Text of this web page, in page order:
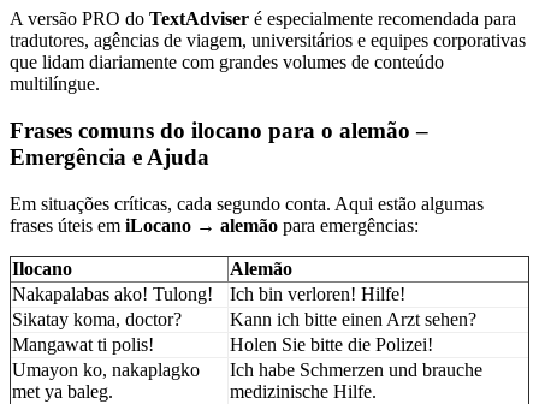
A versão PRO do TextAdviser é especialmente recomendada para
tradutores, agências de viagem, universitários e equipes corporativas
que lidam diariamente com grandes volumes de conteúdo
multilíngue.
Frases comuns do ilocano para o alemão –
Emergência e Ajuda
Em situações críticas, cada segundo conta. Aqui estão algumas
frases úteis em iLocano → alemão para emergências:
Ilocano
Alemão
Nakapalabas ako! Tulong!
Ich bin verloren! Hilfe!
Sikatay koma, doctor?
Kann ich bitte einen Arzt sehen?
Mangawat ti polis!
Holen Sie bitte die Polizei!
Umayon ko, nakaplagko
met ya baleg.
Ich habe Schmerzen und brauche
medizinische Hilfe.